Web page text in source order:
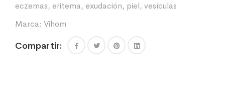
eczemas, eritema, exudación, piel, vesículas
Marca: Vihom
Compartir: